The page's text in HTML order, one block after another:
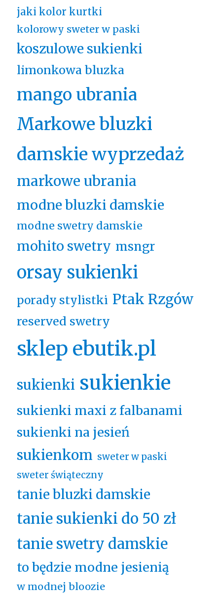
jaki kolor kurtki
kolorowy sweter w paski
koszulowe sukienki
limonkowa bluzka
mango ubrania
Markowe bluzki
damskie wyprzedaż
markowe ubrania
modne bluzki damskie
modne swetry damskie
mohito swetry msngr
orsay sukienki
porady stylistki Ptak Rzgów
reserved swetry
sklep ebutik.pl
sukienki sukienkie
sukienki maxi z falbanami
sukienki na jesień
sukienkom sweter w paski
sweter świąteczny
tanie bluzki damskie
tanie sukienki do 50 zł
tanie swetry damskie
to będzie modne jesienią
w modnej bloozie